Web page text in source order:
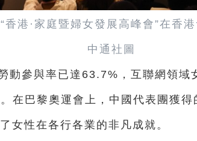
香港·家庭暨婦女發展高峰會”在香
中通社圖
動參與率已達63.7%，互聯網領域
在巴黎奧運會上，中國代表團獲
女性在各行各業的非凡成就。